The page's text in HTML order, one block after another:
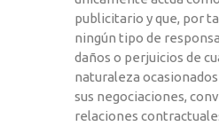
publicitario y que, por
ningún tipo de
daños o perjuicios de
naturaleza
sus negociaciones,
relaciones